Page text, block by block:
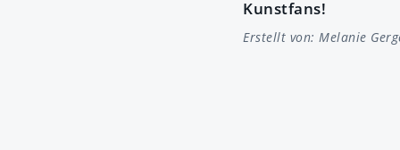
Kunstfans!
Erstellt von: Melanie